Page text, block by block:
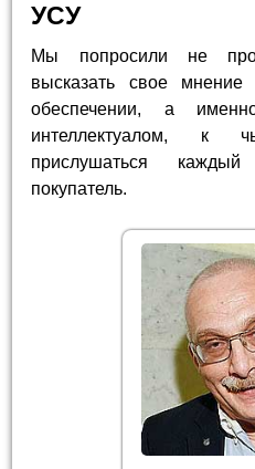
УСУ
Мы попросили не
высказать свое
обеспечении, а
интеллектуалом, к
прислушаться
покупатель.